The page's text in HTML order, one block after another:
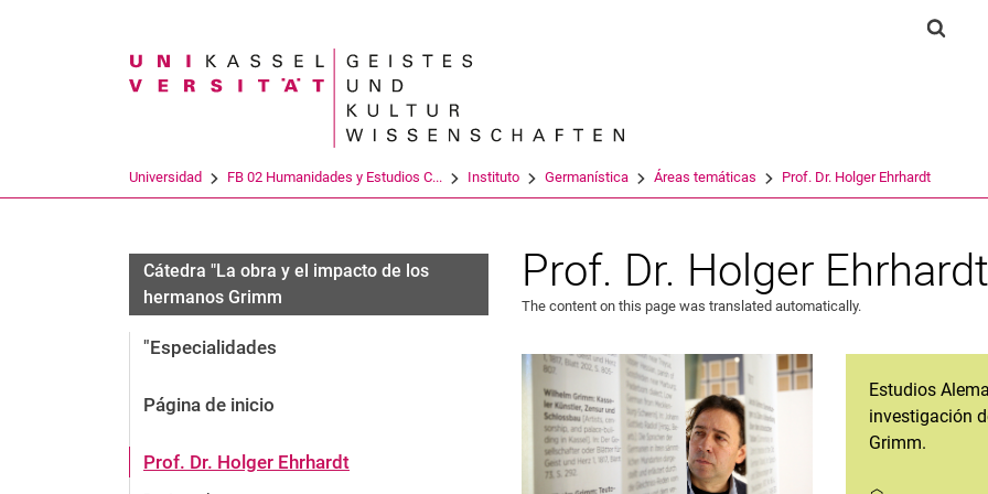
Jump directly to: content
Jump directly to: search
Jump directly to: main
Search term
Universidad FB 02 Humanidades y Estudios C... Instituto Germanística Áreas temáticas Prof. Dr. Holger Ehrhardt
Cátedra "La obra y el impacto de los
hermanos Grimm
"Especialidades
Página de inicio
Prof. Dr. Holger Ehrhardt
Prof. Dr. Holger Ehrhardt
The content on this page was translated automatically.
Estudios
investigación
Grimm.